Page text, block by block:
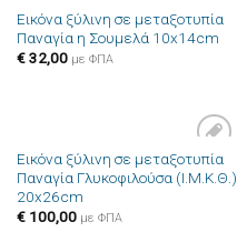
Πρόσθήκη
στην λίστα
Εικόνα ξύλινη σε μεταξοτυπία
Παναγία η Σουμελά 10x14cm
€32,00 με ΦΠΑ
Πρόσθήκη
στην λίστα
Εικόνα ξύλινη σε μεταξοτυπία
Παναγία Γλυκοφιλούσα (Ι.Μ.Κ.Θ.)
20x26cm
€100,00 με ΦΠΑ